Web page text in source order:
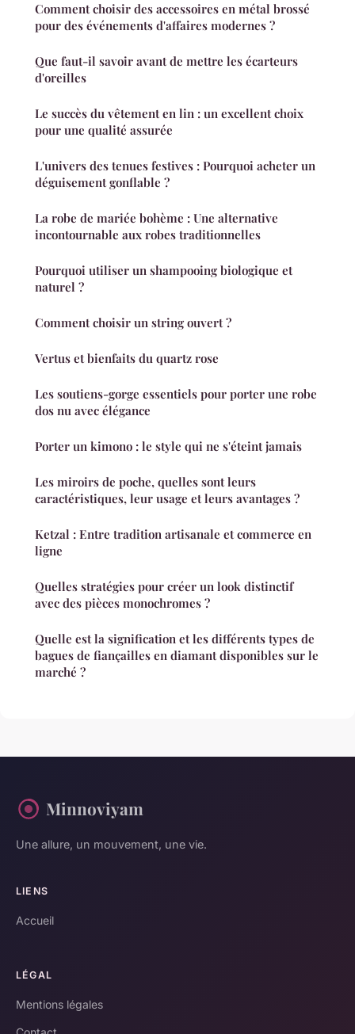
Comment choisir des accessoires en métal brossé
pour des événements d'affaires modernes ?
Que faut-il savoir avant de mettre les écarteurs
d'oreilles
Le succès du vêtement en lin : un excellent choix
pour une qualité assurée
L'univers des tenues festives : Pourquoi acheter un
déguisement gonflable ?
La robe de mariée bohème : Une alternative
incontournable aux robes traditionnelles
Pourquoi utiliser un shampooing biologique et
naturel ?
Comment choisir un string ouvert ?
Vertus et bienfaits du quartz rose
Les soutiens-gorge essentiels pour porter une robe
dos nu avec élégance
Porter un kimono : le style qui ne s'éteint jamais
Les miroirs de poche, quelles sont leurs
caractéristiques, leur usage et leurs avantages ?
Ketzal : Entre tradition artisanale et commerce en
ligne
Quelles stratégies pour créer un look distinctif
avec des pièces monochromes ?
Quelle est la signification et les différents types de
bagues de fiançailles en diamant disponibles sur le
marché ?
Minnoviyam
Une allure, un mouvement, une vie.
LIENS
Accueil
LÉGAL
Mentions légales